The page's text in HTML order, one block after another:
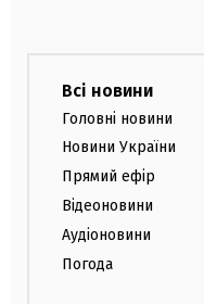
Всі новини
Головні новини
Новини України
Прямий ефір
Відеоновини
Аудіоновини
Погода